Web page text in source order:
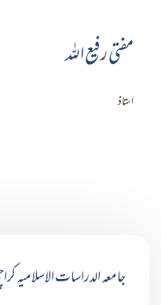
مفتی رفیع اللہ
استاذ
جامعہ الدراسات الاسلامیہ